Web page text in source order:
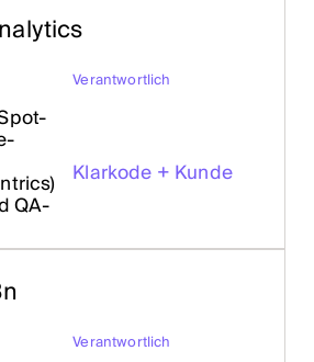
Verantwortlich
QA-
Klarkode + Kunde
Verantwortlich